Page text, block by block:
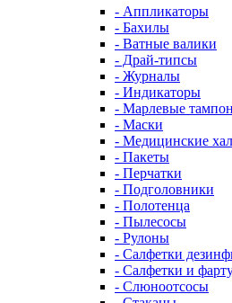
- Аппликаторы
- Бахилы
- Ватные валики
- Драй-типсы
- Журналы
- Индикаторы
- Марлевые
- Маски
- Медицинские
- Пакеты
- Перчатки
- Подголовники
- Полотенца
- Пылесосы
- Рулоны
- Салфетки
- Салфетки и
- Слюноотсосы